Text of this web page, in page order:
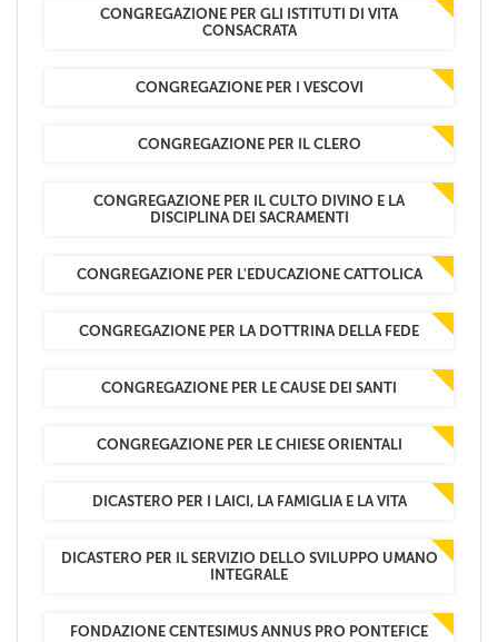
CONGREGAZIONE PER GLI ISTITUTI DI VITA
CONSACRATA
CONGREGAZIONE PER I VESCOVI
CONGREGAZIONE PER IL CLERO
CONGREGAZIONE PER IL CULTO DIVINO E LA
DISCIPLINA DEI SACRAMENTI
CONGREGAZIONE PER L'EDUCAZIONE CATTOLICA
CONGREGAZIONE PER LA DOTTRINA DELLA FEDE
CONGREGAZIONE PER LE CAUSE DEI SANTI
CONGREGAZIONE PER LE CHIESE ORIENTALI
DICASTERO PER I LAICI, LA FAMIGLIA E LA VITA
DICASTERO PER IL SERVIZIO DELLO SVILUPPO UMANO
INTEGRALE
FONDAZIONE CENTESIMUS ANNUS PRO PONTEFICE